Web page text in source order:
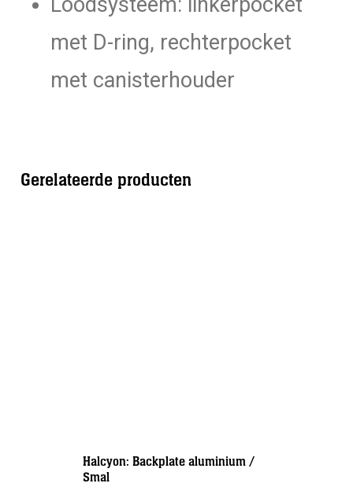
met D-ring, rechterpocket
met canisterhouder
Gerelateerde producten
Halcyon: Backplate aluminium /
Smal